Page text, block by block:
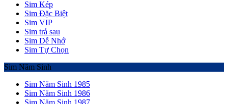
Sim Kép
Sim Đặc Biệt
Sim VIP
Sim trả sau
Sim Dễ Nhớ
Sim Tự Chọn
Sim Năm Sinh
Sim Năm Sinh 1985
Sim Năm Sinh 1986
Sim Năm Sinh 1987